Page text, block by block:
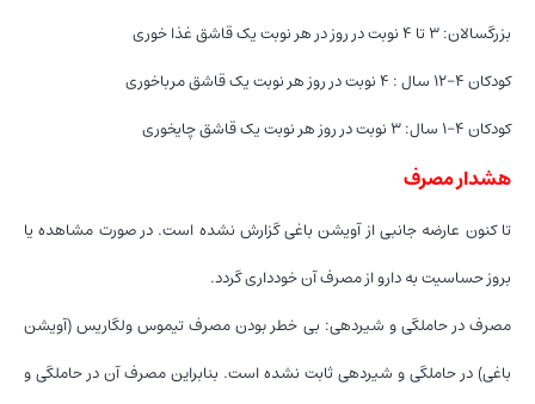
بزرگسالان: ۳ تا ۴ نوبت در روز در هر نوبت یک قاشق غذا خوری
کودکان ۴-۱۲ سال : ۴ نوبت در روز هر نوبت یک قاشق مرباخوری
کودکان ۴-۱ سال: ۳ نوبت در روز هر نوبت یک قاشق چایخوری
هشدار مصرف
تا کنون عارضه جانبی از آویشن باغی گزارش نشده است. در صورت مشاهده یا
بروز حساسیت به دارو از مصرف آن خودداری گردد.
مصرف در حاملگی و شیردهی: بی خطر بودن مصرف تیموس ولگاریس (آویشن
باغی) در حاملگی و شیردهی ثابت نشده است. بنابراین مصرف آن در حاملگی و